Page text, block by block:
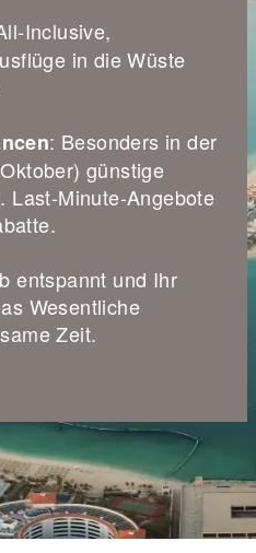
Inclusive,
in die Wüste
: Besonders in der
günstige
Last-Minute-Angebote
entspannt und Ihr
Wesentliche
Zeit.